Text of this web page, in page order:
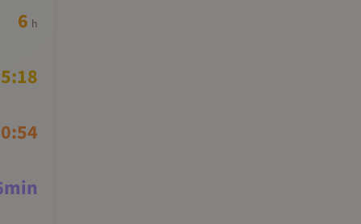
6 h
min